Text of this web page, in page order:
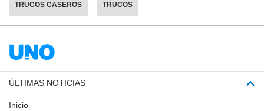
TRUCOS CASEROS TRUCOS
ÚLTIMAS NOTICIAS
Inicio